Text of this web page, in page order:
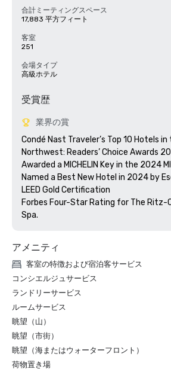
合計ミーティングスペース
17,883 平方フィート
客室
251
会場タイプ
高級ホテル
受賞歴
業界の賞
Condé Nast Traveler’s Top 10 Hotels
Northwest: Readers’ Choice Awards
Awarded a MICHELIN Key in the 2024
Named a Best New Hotel in 2024 by
LEED Gold Certification
Forbes Four-Star Rating for The Ritz-
アメニティ
客室の特徴および宿泊客サービス
コンシエルジュサービス
ランドリーサービス
ルームサービス
眺望（山）
眺望（市街）
眺望（海またはウォーターフロント）
荷物置き場